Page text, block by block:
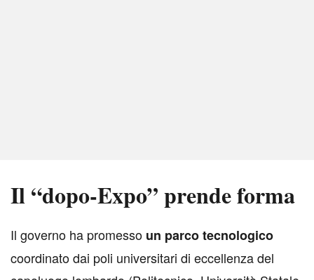
Il “dopo-Expo” prende forma
Il governo ha promesso un parco tecnologico
coordinato dai poli universitari di eccellenza del